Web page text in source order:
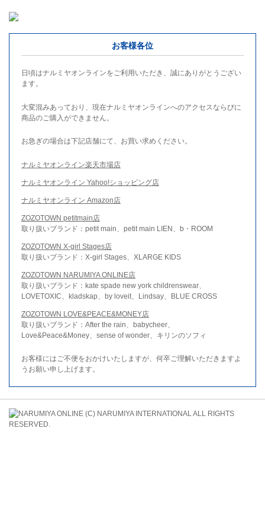
お客様各位
日頃はナルミヤオンラインをご利用いただき、誠にありがとうござい
ます。
大変混みあっており、現在ナルミヤオンラインへのアクセスならびに
商品のご購入ができません。
お急ぎの場合は下記店舗にて、お買い求めください。
ナルミヤオンライン楽天市場店
ナルミヤオンライン Yahoo!ショッピング店
ナルミヤオンライン Amazon店
ZOZOTOWN petitmain店
取り扱いブランド：petit main、petit main LIEN、b・ROOM
ZOZOTOWN X-girl Stages店
取り扱いブランド：X-girl Stages、XLARGE KIDS
ZOZOTOWN NARUMIYA ONLINE店
取り扱いブランド：kate spade new york childrenswear、
LOVETOXIC、kladskap、by loveit、Lindsay、BLUE CROSS
ZOZOTOWN LOVE&PEACE&MONEY店
取り扱いブランド：After the rain、babycheer、
Love&Peace&Money、sense of wonder、キリンのソフィ
お客様にはご不便をおかけいたしますが、何卒ご理解いただきますよ
うお願い申し上げます。